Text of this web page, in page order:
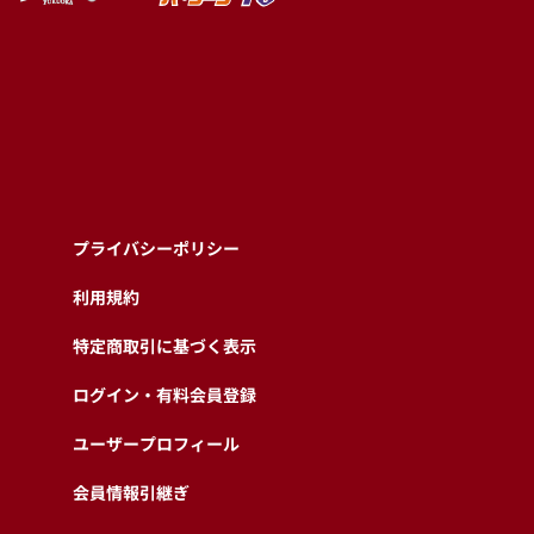
プライバシーポリシー
利用規約
特定商取引に基づく表示
ログイン・有料会員登録
ユーザープロフィール
会員情報引継ぎ